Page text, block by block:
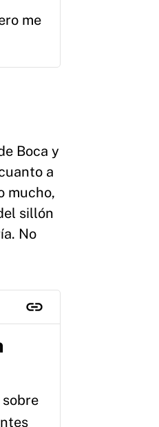
me
Boca y
a
mucho,
sillón
No